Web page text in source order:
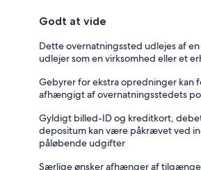
Godt at vide
Dette overnatningssted udlejes af
udlejer som en virksomhed eller et
Gebyrer for ekstra opredninger kan
afhængigt af overnatningsstedets
Gyldigt billed-ID og kreditkort,
depositum kan være påkrævet ved
påløbende udgifter
Særlige ønsker afhænger af